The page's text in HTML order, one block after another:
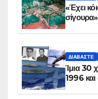
«Έχει
ΔΙΑΒΆΣΤΕ
Ίμια 30